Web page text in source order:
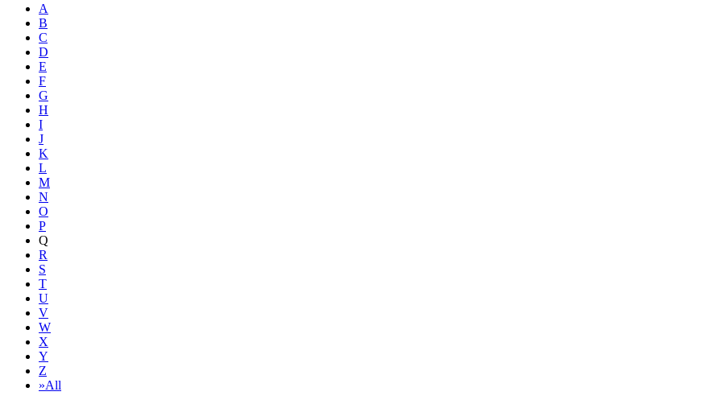
A
B
C
D
E
F
G
H
I
J
K
L
M
N
O
P
Q
R
S
T
U
V
W
X
Y
Z
»All